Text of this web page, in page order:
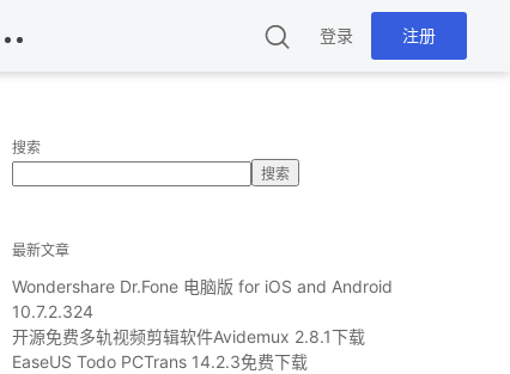
登录 注册
搜索
搜索
最新文章
Wondershare Dr.Fone 电脑版 for iOS and Android
10.7.2.324
开源免费多轨视频剪辑软件Avidemux 2.8.1下载
EaseUS Todo PCTrans 14.2.3免费下载